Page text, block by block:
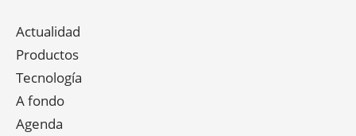
Actualidad
Productos
Tecnología
A fondo
Agenda